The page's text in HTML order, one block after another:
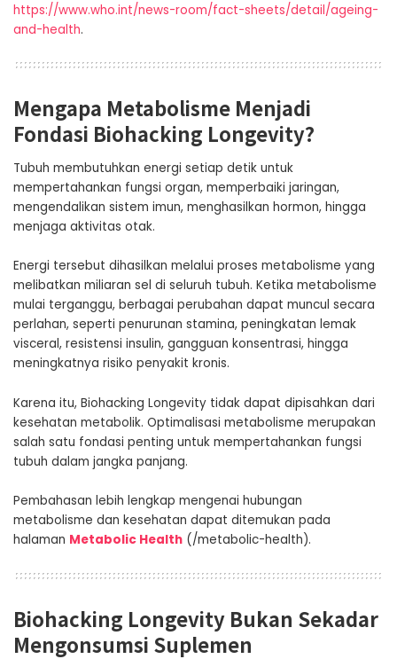
https://www.who.int/news-room/fact-sheets/detail/ageing-
and-health.
Mengapa Metabolisme Menjadi
Fondasi Biohacking Longevity?
Tubuh membutuhkan energi setiap detik untuk
mempertahankan fungsi organ, memperbaiki jaringan,
mengendalikan sistem imun, menghasilkan hormon, hingga
menjaga aktivitas otak.
Energi tersebut dihasilkan melalui proses metabolisme yang
melibatkan miliaran sel di seluruh tubuh. Ketika metabolisme
mulai terganggu, berbagai perubahan dapat muncul secara
perlahan, seperti penurunan stamina, peningkatan lemak
visceral, resistensi insulin, gangguan konsentrasi, hingga
meningkatnya risiko penyakit kronis.
Karena itu, Biohacking Longevity tidak dapat dipisahkan dari
kesehatan metabolik. Optimalisasi metabolisme merupakan
salah satu fondasi penting untuk mempertahankan fungsi
tubuh dalam jangka panjang.
Pembahasan lebih lengkap mengenai hubungan
metabolisme dan kesehatan dapat ditemukan pada
halaman Metabolic Health (/metabolic-health).
Biohacking Longevity Bukan Sekadar
Mengonsumsi Suplemen